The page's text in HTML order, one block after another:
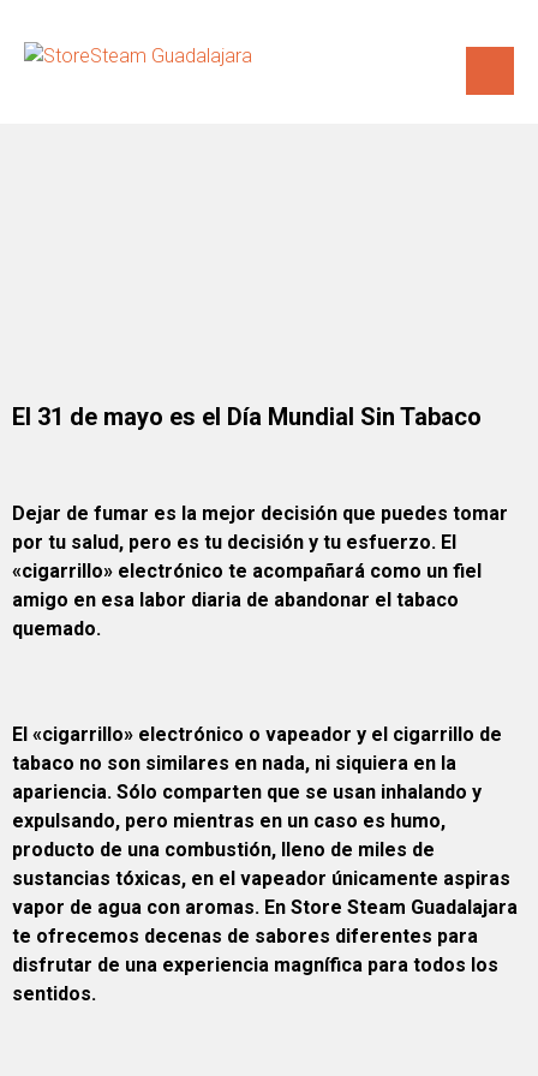
El 31 de mayo es el Día Mundial Sin Tabaco
Dejar de fumar es la mejor decisión que puedes tomar
por tu salud, pero es tu decisión y tu esfuerzo. El
«cigarrillo» electrónico te acompañará como un fiel
amigo en esa labor diaria de abandonar el tabaco
quemado.
El «cigarrillo» electrónico o vapeador y el cigarrillo de
tabaco no son similares en nada, ni siquiera en la
apariencia. Sólo comparten que se usan inhalando y
expulsando, pero mientras en un caso es humo,
producto de una combustión, lleno de miles de
sustancias tóxicas, en el vapeador únicamente aspiras
vapor de agua con aromas. En Store Steam Guadalajara
te ofrecemos decenas de sabores diferentes para
disfrutar de una experiencia magnífica para todos los
sentidos.